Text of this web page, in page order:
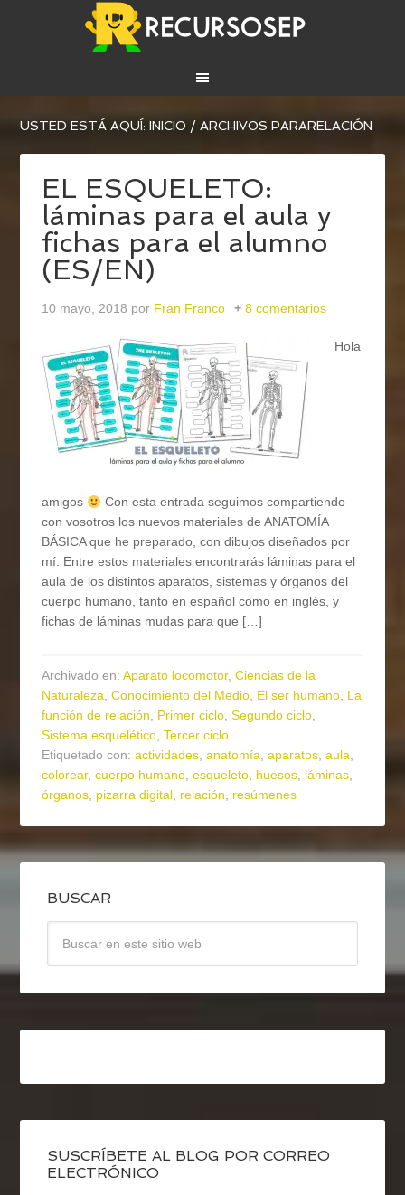
USTED ESTÁ AQUÍ:INICIO / ARCHIVOS PARARELACIÓN
EL ESQUELETO:
láminas para el aula y
fichas para el alumno
(ES/EN)
10 mayo, 2018 por Fran Franco 8 comentarios
Hola
amigos
Con esta entrada seguimos compartiendo
con vosotros los nuevos materiales de ANATOMÍA
BÁSICA que he preparado, con dibujos diseñados por
mí. Entre estos materiales encontrarás láminas para el
aula de los distintos aparatos, sistemas y órganos del
cuerpo humano, tanto en español como en inglés, y
fichas de láminas mudas para que […]
Archivado en:Aparato locomotor,Ciencias de la
Naturaleza,Conocimiento del Medio, El ser humano, La
función de relación, Primer ciclo,Segundo ciclo,
Sistema esquelético,Tercer ciclo
Etiquetado con:actividades,anatomía,aparatos,aula,
colorear,cuerpo humano,esqueleto, huesos, láminas,
órganos, pizarra digital, relación, resúmenes
BUSCAR
SUSCRÍBETE AL BLOG POR CORREO
ELECTRÓNICO